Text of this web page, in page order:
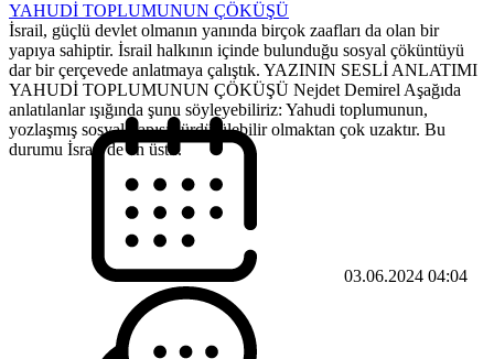
YAHUDİ TOPLUMUNUN ÇÖKÜŞÜ
İsrail, güçlü devlet olmanın yanında birçok zaafları da olan bir
yapıya sahiptir. İsrail halkının içinde bulunduğu sosyal çöküntüyü
dar bir çerçevede anlatmaya çalıştık. YAZININ SESLİ ANLATIMI
YAHUDİ TOPLUMUNUN ÇÖKÜŞÜ Nejdet Demirel Aşağıda
anlatılanlar ışığında şunu söyleyebiliriz: Yahudi toplumunun,
yozlaşmış sosyal yapısı sürdürülebilir olmaktan çok uzaktır. Bu
durumu İsrail’de en üst...
03.06.2024 04:04